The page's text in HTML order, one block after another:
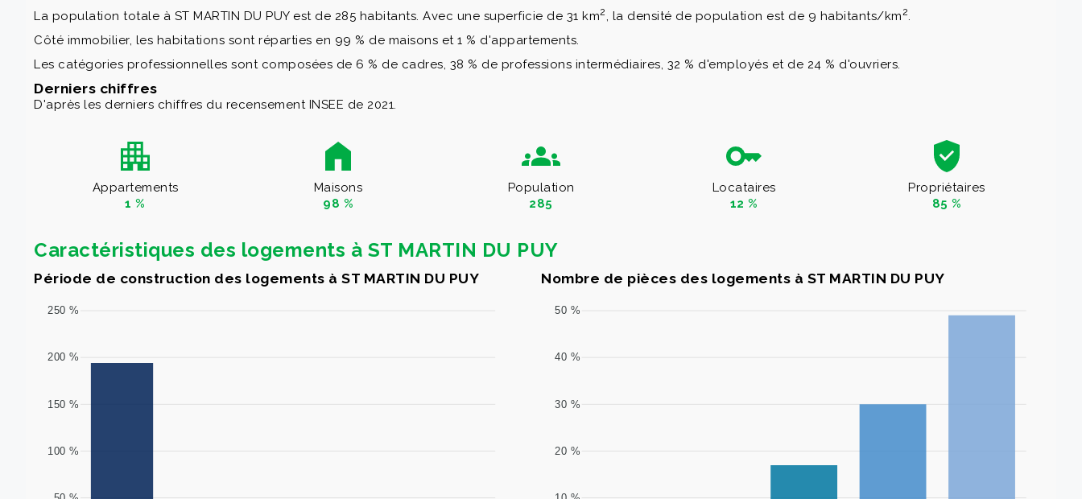
La population totale à ST MARTIN DU PUY est de 285 habitants. Avec une superficie de 31 km2, la densité de population est de 9 habitants/km2.
Côté immobilier, les habitations sont réparties en 99 % de maisons et 1 % d'appartements.
Les catégories professionnelles sont composées de 6 % de cadres, 38 % de professions intermédiaires, 32 % d'employés et de 24 % d'ouvriers.
Derniers chiffres
D'après les derniers chiffres du recensement INSEE de 2021.
Appartements
1 %
Maisons
98 %
Population
285
Locataires
12 %
Propriétaires
85 %
Caractéristiques des logements à ST MARTIN DU PUY
Période de construction des logements à ST MARTIN DU PUY
250 %
200 %
150 %
100 %
Nombre de pièces des logements à ST MARTIN DU PUY
50 %
40 %
30 %
20 %